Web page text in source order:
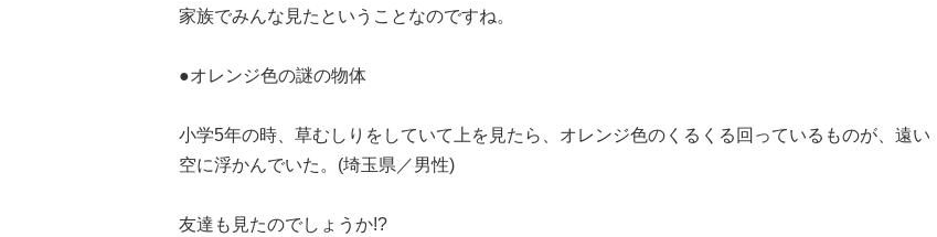
家族でみんな見たということなのですね。
●オレンジ色の謎の物体
小学5年の時、草むしりをしていて上を見たら、オレンジ色のくるくる回っているものが、遠い
空に浮かんでいた。(埼玉県／男性)
友達も見たのでしょうか!?